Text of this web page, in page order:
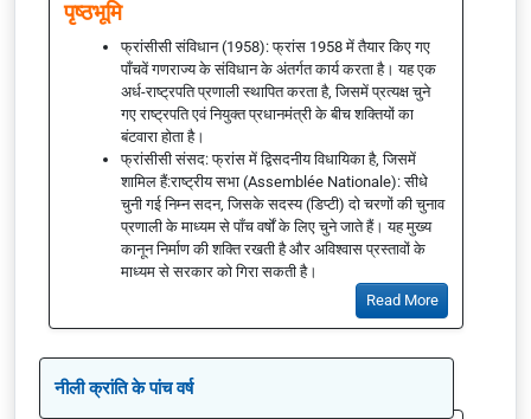
पृष्ठभूमि
फ्रांसीसी संविधान (1958): फ्रांस 1958 में तैयार किए गए
पाँचवें गणराज्य के संविधान के अंतर्गत कार्य करता है। यह एक
अर्ध-राष्ट्रपति प्रणाली स्थापित करता है, जिसमें प्रत्यक्ष चुने
गए राष्ट्रपति एवं नियुक्त प्रधानमंत्री के बीच शक्तियों का
बंटवारा होता है।
फ्रांसीसी संसद: फ्रांस में द्विसदनीय विधायिका है, जिसमें
शामिल हैं:राष्ट्रीय सभा (Assemblée Nationale): सीधे
चुनी गई निम्न सदन, जिसके सदस्य (डिप्टी) दो चरणों की चुनाव
प्रणाली के माध्यम से पाँच वर्षों के लिए चुने जाते हैं। यह मुख्य
कानून निर्माण की शक्ति रखती है और अविश्वास प्रस्तावों के
माध्यम से सरकार को गिरा सकती है।
Read More
नीली क्रांति के पांच वर्ष